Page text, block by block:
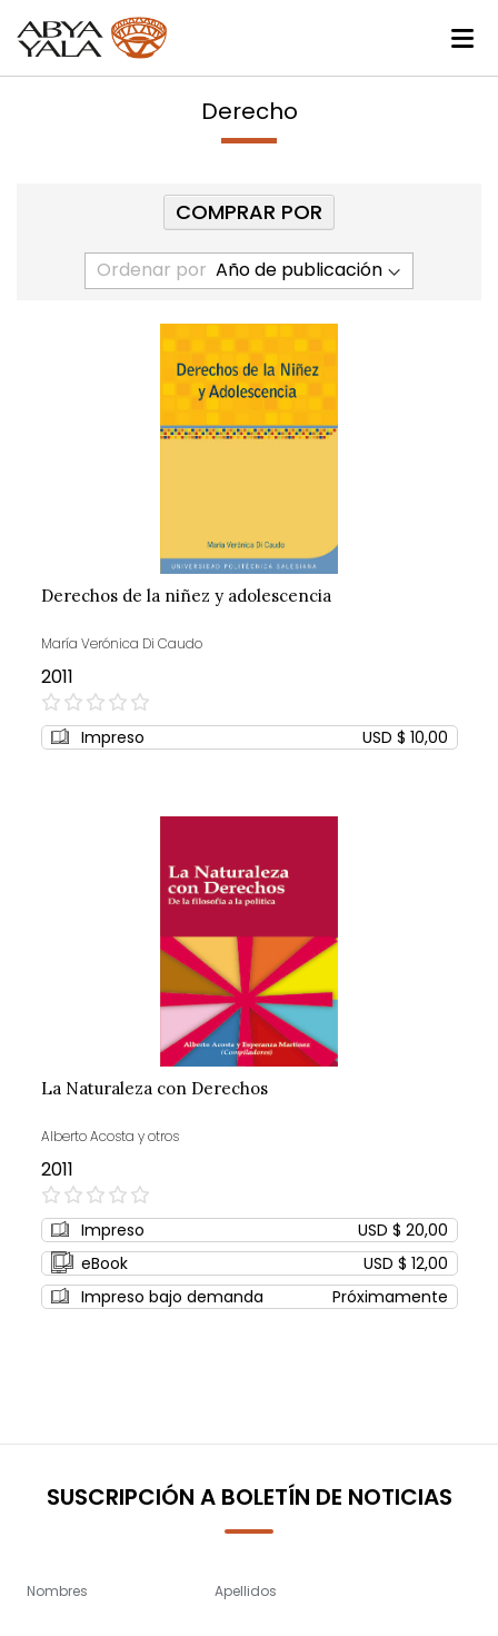
Derecho
Ordenar por
Derechos de la niñez y adolescencia
María Verónica Di Caudo
2011
0%
Impreso USD $ 10,00
La Naturaleza con Derechos
Alberto Acosta y otros
2011
0%
Impreso
USD $ 20,00
eBook
USD $ 12,00
Impreso bajo demanda
Próximamente
COMPRAR POR
SUSCRIPCIÓN A BOLETÍN DE NOTICIAS
Nombres Apellidos